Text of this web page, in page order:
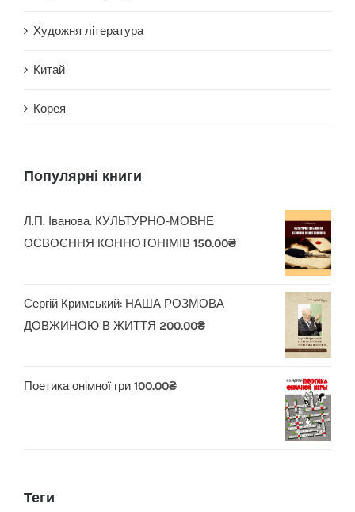
Художня література
Китай
Корея
Популярні книги
Л.П. Іванова. КУЛЬТУРНО-МОВНЕ
ОСВОЄННЯ КОННОТОНІМІВ 150.00₴
Сергій Кримський: НАША РОЗМОВА
ДОВЖИНОЮ В ЖИТТЯ 200.00₴
Поетика онімної гри 100.00₴
Теги